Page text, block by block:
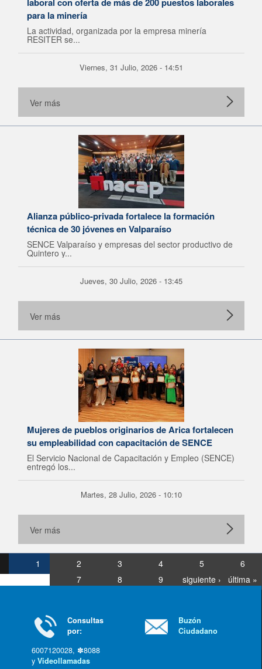
para la minería
La actividad, organizada por la empresa minería
RESITER se...
Viernes, 31 Julio, 2026 - 14:51
Ver más
Alianza público-privada fortalece la formación
técnica de 30 jóvenes en Valparaíso
SENCE Valparaíso y empresas del sector productivo de
Quintero y...
Jueves, 30 Julio, 2026 - 13:45
Ver más
Mujeres de pueblos originarios de Arica fortalecen
su empleabilidad con capacitación de SENCE
El Servicio Nacional de Capacitación y Empleo (SENCE)
entregó los...
Martes, 28 Julio, 2026 - 10:10
Ver más
1 2 3 4 5
6
7
8 9 siguiente › última »
Consultas
por:
6007120028, ✽8088
yVideollamadas
Buzón
Ciudadano